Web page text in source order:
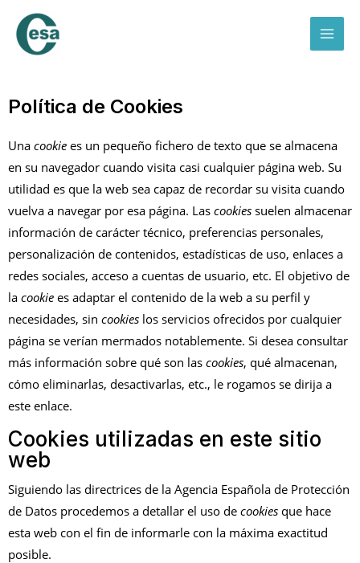
contenido
Main
Política de Cookies
Una cookie es un pequeño fichero de texto que se almacena
en su navegador cuando visita casi cualquier página web. Su
utilidad es que la web sea capaz de recordar su visita cuando
vuelva a navegar por esa página. Las cookies suelen almacenar
información de carácter técnico, preferencias personales,
personalización de contenidos, estadísticas de uso, enlaces a
redes sociales, acceso a cuentas de usuario, etc. El objetivo de
la cookie es adaptar el contenido de la web a su perfil y
necesidades, sin cookies los servicios ofrecidos por cualquier
página se verían mermados notablemente. Si desea consultar
más información sobre qué son las cookies, qué almacenan,
cómo eliminarlas, desactivarlas, etc., le rogamos se dirija a
este enlace.
Cookies utilizadas en este sitio
web
Siguiendo las directrices de la Agencia Española de Protección
de Datos procedemos a detallar el uso de cookies que hace
esta web con el fin de informarle con la máxima exactitud
posible.